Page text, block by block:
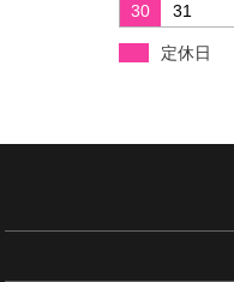
30
31
定休日